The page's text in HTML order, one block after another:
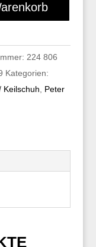
224 806
Kategorien:
Keilschuh
Peter